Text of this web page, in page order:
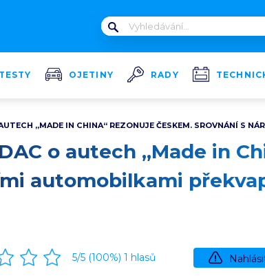
OJETINY RADY
„MADE IN CHINA“ REZONUJE ČESKEM. SROVNÁNÍ S
o autech „Made in
automobilkami
5/5 (100%) 1 hlasů